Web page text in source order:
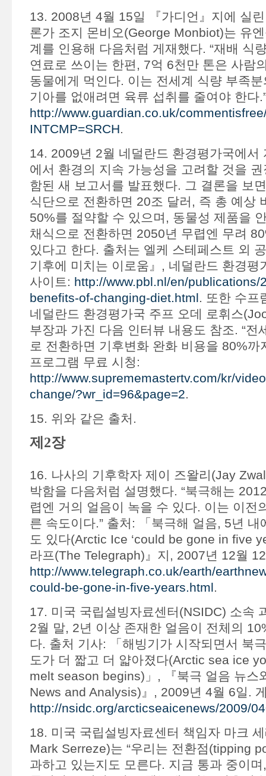
13. 2008년 4월 15일 『가디언』지에 실
론가 조지 몬비오(George Monbiot)는 유
계를 인용해 다음처럼 게재했다. “재배 식
연료로 쓰이는 한편, 7억 6천만 톤은 사람
동물에게 먹인다. 이는 전세계 식량 부족
기아를 없애려면 육류 섭취를 줄여야 한다
http://www.guardian.co.uk/
INTCMP=SRCH.
14. 2009년 2월 네덜란드 환경평가국에서
에서 환경의 지속 가능성을 고려할 것을
함된 새 보고서를 발표했다. 그 결론을 보
식단으로 전환하면 20조 달러, 즉 총 예상
50%를 절약할 수 있으며, 동물성 제품을
채식으로 전환하면 2050년 무렵엔 무려
있다고 한다. 출처는 엘케 스테페스트 외
기후에 미치는 이로움』, 네덜란드 환경평
사이트: http://www.pbl.nl/en/publications/
benefits-of-changing-diet.html. 또한 수프
네덜란드 환경평가국 주프 오데 로휘스
부장과 가진 다음 인터뷰 내용도 참조. “전
로 전환하면 기후변화 완화 비용을 80%까
프로그램 무료 시청:
http://www.suprememastertv.com/kr/
change/?wr_id=96&page=2.
15. 위와 같은 출처.
제2장
16. 나사의 기후학자 제이 즈왈리(Jay
박함을 다음처럼 설명했다. “북극해는
렵엔 거의 얼음이 녹을 수 있다. 이는 이전
른 속도이다.” 출처: 「북극해 얼음, 5년 내
도 있다(Arctic Ice ‘could be gone in five
라프(The Telegraph)』지, 2007년 12월
http://www.telegraph.co.uk/earth/
could-be-gone-in-five-years.html.
17. 미국 국립설빙자료센터(NSIDC) 소속
2월 말, 2년 이상 존재한 얼음이 전체의
다. 출처 기사: 「해빙기가 시작되면서 북
도가 더 짧고 더 얇아졌다(Arctic sea ice
melt season begins)」, 『북극 얼음 뉴스
News and Analysis)』, 2009년 4월 6일.
http://nsidc.org/arcticseaicenews/2009/
18. 미국 국립설빙자료센터 책임자 마크
Mark Serreze)는 “우리는 전환점(tipping
과하고 있는지도 모른다. 지금 통과 중이